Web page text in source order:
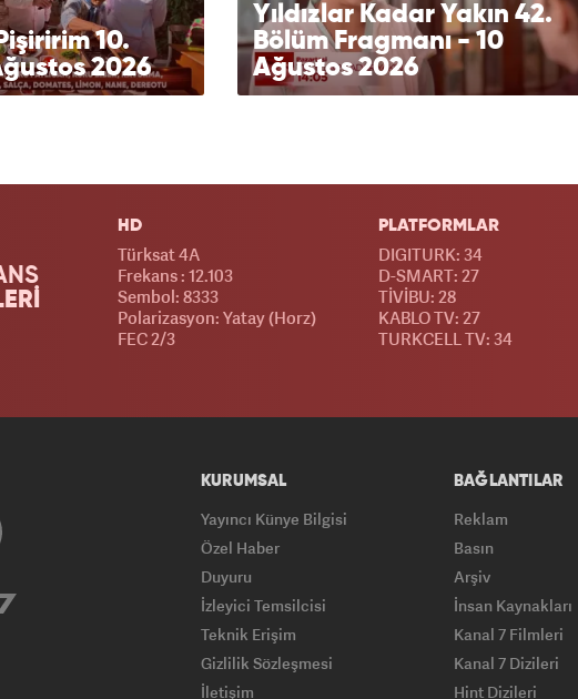
10.
2026
Yıldızlar Kadar Yakın 42.
Bölüm Fragmanı - 10
Ağustos 2026
HD
Türksat 4A
Frekans : 12.103
Sembol: 8333
Polarizasyon: Yatay (Horz)
FEC 2/3
PLATFORMLAR
DIGITURK: 34
D-SMART: 27
TİVİBU: 28
KABLO TV: 27
TURKCELL TV: 34
KURUMSAL
Yayıncı Künye Bilgisi
Özel Haber
Duyuru
İzleyici Temsilcisi
Teknik Erişim
Gizlilik Sözleşmesi
İletişim
BAĞLANTILAR
Reklam
Basın
Arşiv
İnsan Kaynakları
Kanal 7 Filmleri
Kanal 7 Dizileri
Hint Dizileri